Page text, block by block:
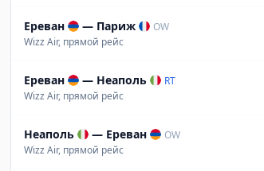
Ереван — Париж
OW
Wizz Air, прямой рейс
Ереван — Неаполь
RT
Wizz Air, прямой рейс
Неаполь — Ереван
OW
Wizz Air, прямой рейс